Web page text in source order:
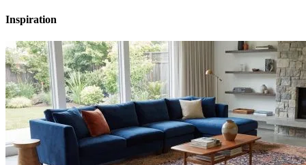
Inspiration